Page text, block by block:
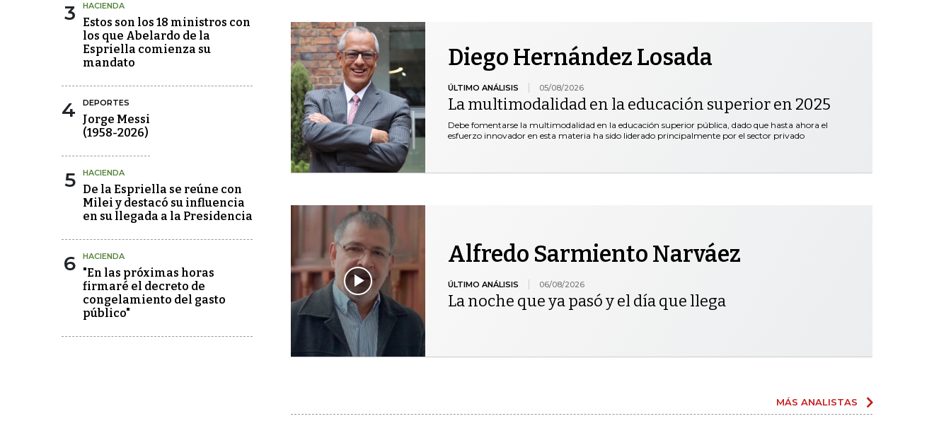
3 HACIENDA
Estos son los 18 ministros con
los que Abelardo de la
Espriella comienza su
mandato
4 DEPORTES
Jorge Messi
(1958-2026)
5 HACIENDA
De la Espriella se reúne con
Milei y destacó su influencia
en su llegada a la Presidencia
6 HACIENDA
"En las próximas horas
firmaré el decreto de
congelamiento del gasto
público"
Diego Hernández Losada
ÚLTIMO ANÁLISIS 05/08/2026
La multimodalidad en la educación superior en 2025
Debe fomentarse la multimodalidad en la educación superior pública, dado que hasta ahora el
esfuerzo innovador en esta materia ha sido liderado principalmente por el sector privado
Alfredo Sarmiento Narváez
ÚLTIMO ANÁLISIS 06/08/2026
La noche que ya pasó y el día que llega
MÁS ANALISTAS